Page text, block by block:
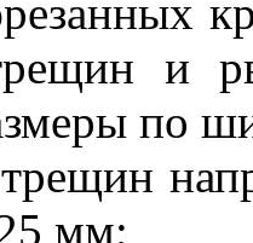
и
по
мм;